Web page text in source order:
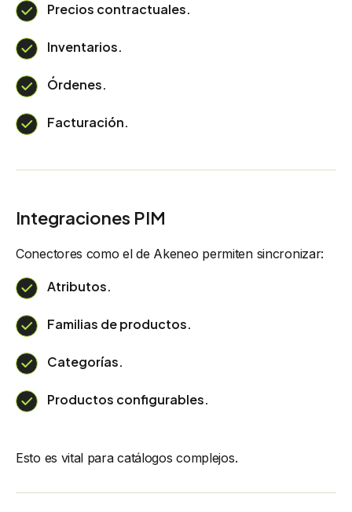
Precios contractuales.
Inventarios.
Órdenes.
Facturación.
Integraciones PIM
Conectores como el de Akeneo permiten sincronizar:
Atributos.
Familias de productos.
Categorías.
Productos configurables.
Esto es vital para catálogos complejos.